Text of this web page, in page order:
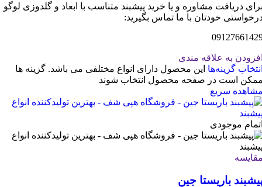
دریافت مشاوره و یا خرید پیشبند متناسب با ابعاد و گلدوزی لوگو
خودتان با ما تماس بگیرید:
به علاقه مندی
گزینه‌ها این محصول دارای انواع مختلفی می باشد. گزینه ها
است در صفحه محصول انتخاب شوند
سریع
موجودی
باریستا جین